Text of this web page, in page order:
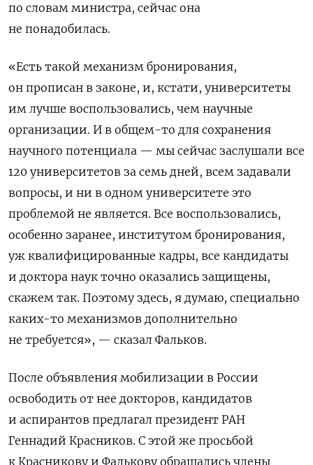
по словам министра, сейчас она
не понадобилась.
«Есть такой механизм бронирования,
он прописан в законе, и, кстати, университеты
им лучше воспользовались, чем научные
организации. И в общем-то для сохранения
научного потенциала — мы сейчас заслушали все
120 университетов за семь дней, всем задавали
вопросы, и ни в одном университете это
проблемой не является. Все воспользовались,
особенно заранее, институтом бронирования,
уж квалифицированные кадры, все кандидаты
и доктора наук точно оказались защищены,
скажем так. Поэтому здесь, я думаю, специально
каких-то механизмов дополнительно
не требуется», — сказал Фальков.
После объявления мобилизации в России
освободить от нее докторов, кандидатов
и аспирантов предлагал президент РАН
Геннадий Красников. С этой же просьбой
к Красникову и Фалькову обращались члены